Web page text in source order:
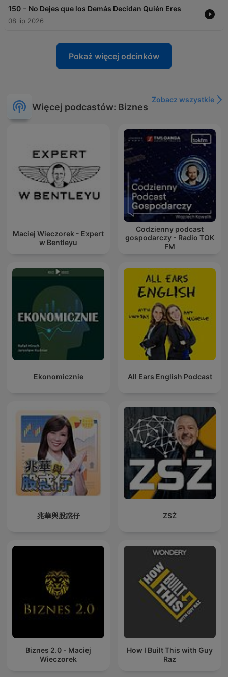
-6482906/support
150 - No Dejes que los Demás Decidan Quién Eres
08 lip 2026
Pokaż więcej odcinków
Więcej podcastów: Biznes
Zobacz wszystkie
Maciej Wieczorek - Expert
w Bentleyu
Codzienny podcast
gospodarczy - Radio TOK
FM
Ekonomicznie All Ears English Podcast
兆華與股惑仔 ZSŻ
Biznes 2.0 - Maciej
Wieczorek
How I Built This with Guy
Raz